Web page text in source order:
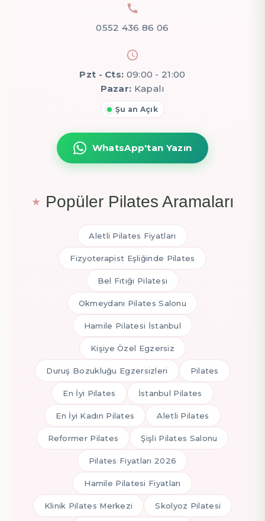
0552 436 86 06
Pzt - Cts: 09:00 - 21:00
Pazar: Kapalı
Şu an Açık
WhatsApp'tan Yazın
Popüler Pilates Aramaları
Aletli Pilates Fiyatları
Fizyoterapist Eşliğinde Pilates
Bel Fıtığı Pilatesi
Okmeydanı Pilates Salonu
Hamile Pilatesi İstanbul
Kişiye Özel Egzersiz
Duruş Bozukluğu Egzersizleri Pilates
En İyi Pilates İstanbul Pilates
En İyi Kadın Pilates Aletli Pilates
Reformer Pilates Şişli Pilates Salonu
Pilates Fiyatları 2026
Hamile Pilatesi Fiyatları
Klinik Pilates Merkezi Skolyoz Pilatesi